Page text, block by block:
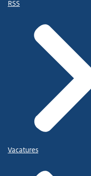
RSS
Vacatures